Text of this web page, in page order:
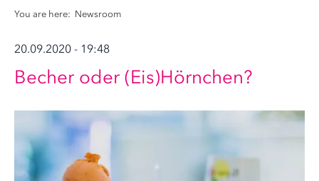
You are here: Newsroom
20.09.2020 - 19:48
Becher oder (Eis)Hörnchen?